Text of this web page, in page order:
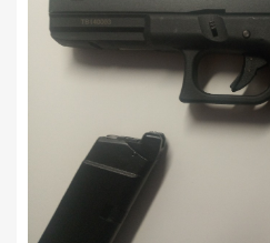
OTRAS ARMAS
ACCESORIOS